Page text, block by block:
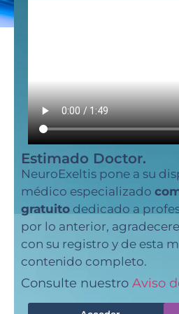
Estimado Doctor.
NeuroExeltis pone a su
médico especializado
gratuito dedicado a
por lo anterior,
con su registro y de esta
contenido completo.
Consulte nuestro Aviso